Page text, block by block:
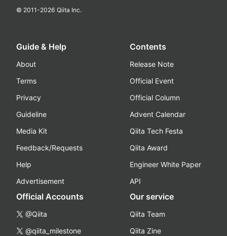
© 2011-2026 Qiita Inc.
Guide & Help
About
Terms
Privacy
Guideline
Media Kit
Feedback/Requests
Help
Advertisement
Contents
Release Note
Official Event
Official Column
Advent Calendar
Qiita Tech Festa
Qiita Award
Engineer White Paper
API
Official Accounts
@Qiita
@qiita_milestone
Our service
Qiita Team
Qiita Zine